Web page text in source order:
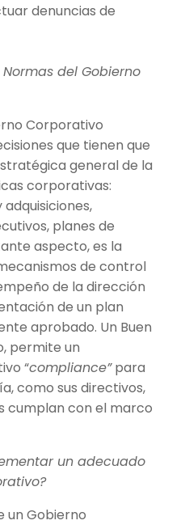
denuncias de
del Gobierno
Corporativo
que tienen que
general de la
corporativas:
adquisiciones,
planes de
aspecto, es la
de control
de la dirección
de un plan
aprobado. Un Buen
permite un
“compliance”para
como sus directivos,
cumplan con el marco
un adecuado
un Gobierno